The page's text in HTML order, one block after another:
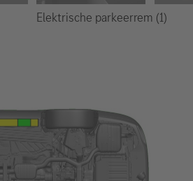
Elektrische parkeerrem (1)